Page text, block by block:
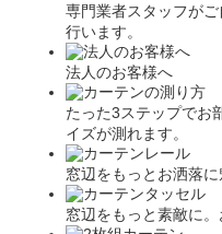
専門業者スタッフが
行います。
法人のお客様へ
たった3ステップでお
イズが測れます。
窓辺をもっとお洒落に
窓辺をもっと素敵に。